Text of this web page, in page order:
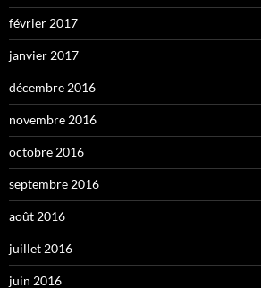
février 2017
janvier 2017
décembre 2016
novembre 2016
octobre 2016
septembre 2016
août 2016
juillet 2016
juin 2016